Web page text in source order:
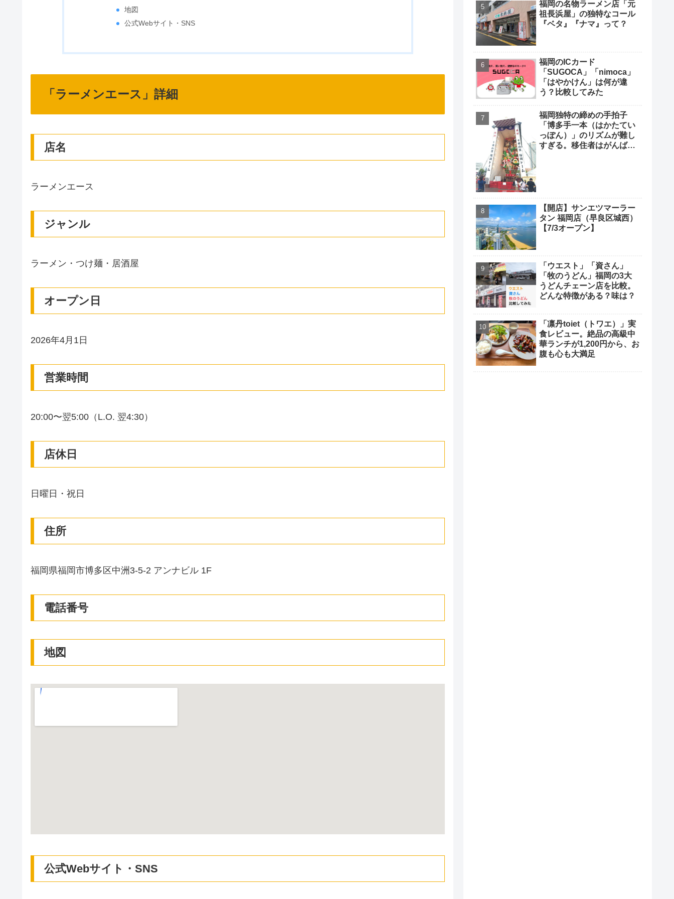
地図
公式Webサイト・SNS
「ラーメンエース」詳細
店名
ラーメンエース
ジャンル
ラーメン・つけ麺・居酒屋
オープン日
2026年4月1日
営業時間
20:00〜翌5:00（L.O. 翌4:30）
店休日
日曜日・祝日
住所
福岡県福岡市博多区中洲3-5-2 アンナビル 1F
電話番号
地図
公式Webサイト・SNS
福岡の名物ラーメン店「元
祖長浜屋」の独特なコール
『ベタ』『ナマ』って？
福岡のICカード
「SUGOCA」「nimoca」
「はやかけん」は何が違
う？比較してみた
福岡独特の締めの手拍子
「博多手一本（はかたてい
っぽん）」のリズムが難し
すぎる。移住者はがんばっ
【開店】サンエツマーラー
タン 福岡店（早良区城西）
【7/3オープン】
「ウエスト」「資さん」
「牧のうどん」福岡の3大
うどんチェーン店を比較。
どんな特徴がある？味は？
「凛丹toiet（トワエ）」実
食レビュー。絶品の高級中
華ランチが1,200円から、お
腹も心も大満足